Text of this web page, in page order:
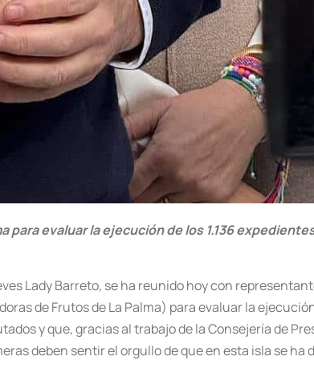
para evaluar la ejecución de los 1.136
Lady Barreto, se ha reunido hoy con
de Frutos de La Palma) para evaluar la
y que, gracias al trabajo de la Consejería de
deben sentir el orgullo de que en esta isla se ha